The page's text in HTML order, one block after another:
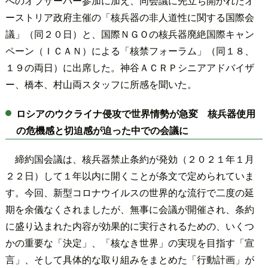
ーストリア政府主催の「核兵器の非人道性に関する国際会
議」（同２０日）と、国際ＮＧＯの核兵器廃絶国際キャン
ペーン（ＩＣＡＮ）による「核禁フォーラム」（同１８、
１９の両日）に出席した。神谷ＡＣＲＰシニアアドバイザ
ー、橋本、村山両スタッフに所感を聞いた。
ロシアのウクライナ侵攻で世界情勢が急変 核兵器使用
の危機感と切迫感が迫った中での会議に
締約国会議は、核兵器禁止条約が発効（２０２１年１月
２２日）して１年以内に開くことが条文で定められていま
す。今回、新型コロナウイルスの世界的な流行で二度の延
期を余儀なくされましたが、無事に会議が開催され、条約
に盛り込まれた内容が効果的に実行されるための、いくつ
かの重要な「決定」、「核なき世界」の実現を目指す「宣
言」、そして具体的な取り組みをまとめた「行動計画」が